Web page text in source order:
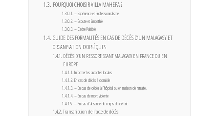
POURQUOI CHOISIR VILLA MAHEFA ?
– Expérience et Professionnalisme
– Écoute et Empathie
– Cadre Paisible
GUIDE DES FORMALITÉS EN CAS DE DÉCÈS D’UN MALAGASY ET
ORGANISATION D’OBSÈQUES
DÉCÈS D’UN RESSORTISSANT MALAGASY EN FRANCE OU EN
EUROPE
Informer les autorités locales
En cas de décès à domicile
– En cas de décès à l’hôpital ou en maison de retraite.
– En cas de mort violente
– En cas d’absence du corps du défunt
Transcription de l’acte de décès